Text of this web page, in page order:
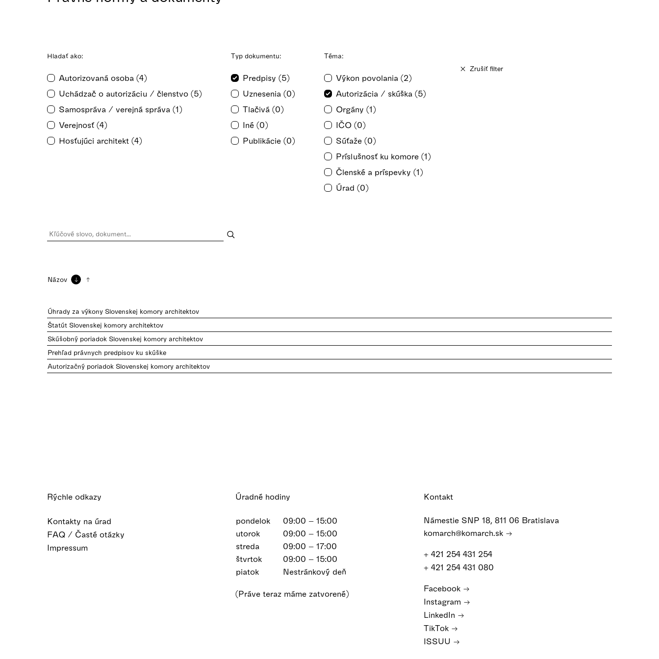
Hladať ako:
Autorizovaná osoba (4)
Uchádzač o autorizáciu / členstvo (5)
Samospráva / verejná správa (1)
Verejnosť (4)
Hosťujúci architekt (4)
Typ dokumentu:
Predpisy (5)
Uznesenia (0)
Tlačivá (0)
Iné (0)
Publikácie (0)
Téma:
Výkon povolania (2)
Autorizácia / skúška (5)
Orgány (1)
IČO (0)
Súťaže (0)
Príslušnosť ku komore (1)
Členské a príspevky (1)
Úrad (0)
Zrušiť filter
Názov
Úhrady za výkony Slovenskej komory architektov
Štatút Slovenskej komory architektov
Skúšobný poriadok Slovenskej komory architektov
Prehľad právnych predpisov ku skúške
Autorizačný poriadok Slovenskej komory architektov
Rýchle odkazy
Kontakty na úrad
FAQ / Časté otázky
Impressum
Úradné hodiny
pondelok
09:00 – 15:00
utorok
09:00 – 15:00
streda
09:00 – 17:00
štvrtok
09:00 – 15:00
piatok
Nestránkový deň
(Práve teraz máme zatvorené)
Kontakt
Námestie SNP 18, 811 06 Bratislava
komarch@komarch.sk
+ 421 254 431 254
+ 421 254 431 080
Facebook
Instagram
LinkedIn
TikTok
ISSUU